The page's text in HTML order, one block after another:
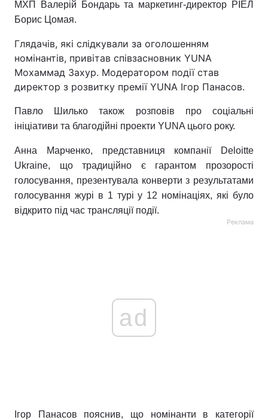
Тема оформлення
МХП Валерій Бондарь та маркетинг-директор РІЕЛ
Борис Цомая.
Глядачів, які слідкували за оголошенням
номінантів, привітав співзасновник YUNA
Мохаммад Захур. Модератором події став
директор з розвитку премії YUNA Ігор Панасов.
Павло Шилько також розповів про соціальні
ініціативи та благодійні проекти YUNA цього року.
Анна Марченко, представниця компанії Deloitte
Ukraine, що традиційно є гарантом прозорості
голосування, презентувала конверти з результатами
голосування журі в 1 турі у 12 номінаціях, які було
відкрито під час трансляції події.
Реклама
ad
Ігор Панасов пояснив, що номінанти в категорії